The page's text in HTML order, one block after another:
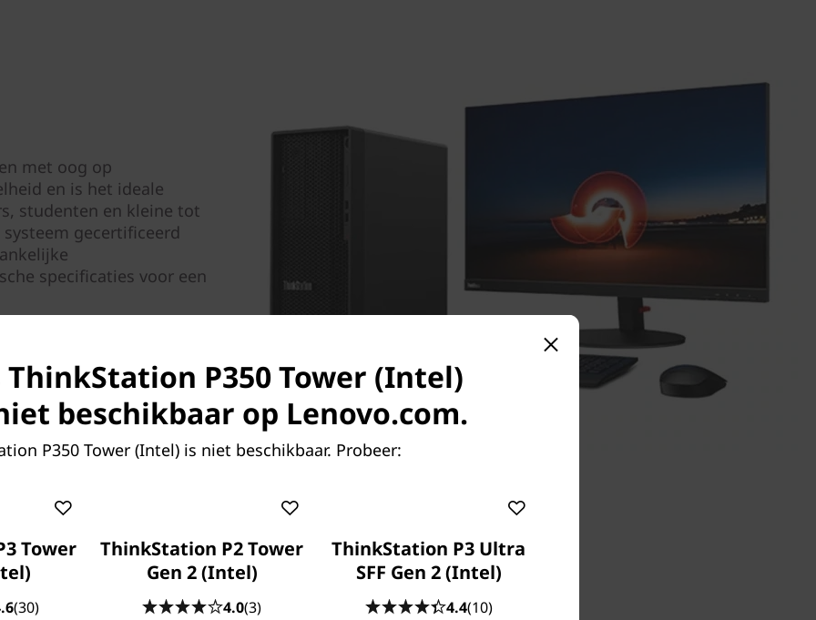
met oog op
en is het ideale
studenten en kleine tot
gecertificeerd
specificaties voor een
verkrijgbaar).
ThinkStation P350 Tower (Intel)
beschikbaar op Lenovo.com.
P350 Tower (Intel) is niet beschikbaar. Probeer:
Tower
(30)
ThinkStation P2 Tower
Gen 2 (Intel)
4.0(3)
ThinkStation P3 Ultra
SFF Gen 2 (Intel)
4.4(10)